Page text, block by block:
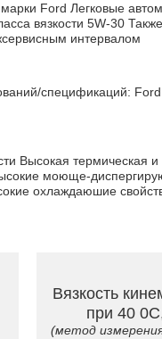
Ford Легковые
вязкости 5W-30
интервалом
спецификаций:
Высокая термическая
моюще-
охлаждаюшие
Вязкость
при 40
(метод